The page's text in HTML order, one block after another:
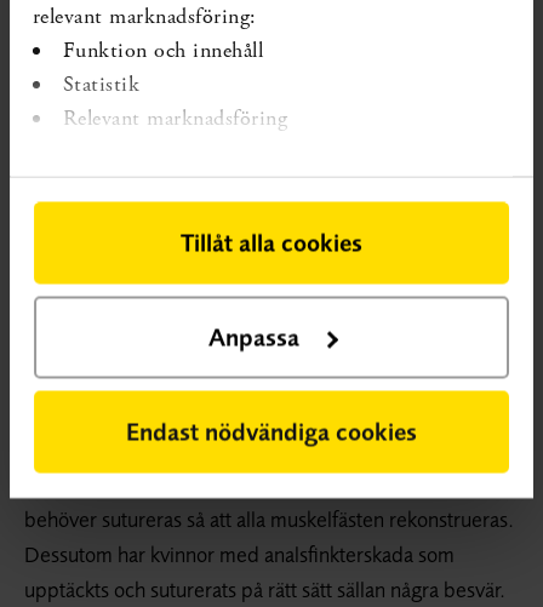
relevant marknadsföring:
Funktion och innehåll
Statistik
Relevant marknadsföring
Tillåt alla cookies
Anpassa
Endast nödvändiga cookies
Förebyggande åtgärder
Denna SBU-rapport visar att det finns vetenskapligt stöd
för att klipp vid sugklockeförlossning minskar risken för
analsfinkterskada hos förstföderskor med låg eller
är en särskild riskfaktor för analsfinkterskada och
skyddseffekten av klipp uteblir om det finns mer än tre
ytterligare riskfaktorer som till exempel stort barn, hög
ålder, tidigare analsfinkterskada och långt
utdrivningsskede. Effektstorleken är sådan att man skulle
behöva göra ett klipp på ungefär 12 kvinnor för att
kan ses som en av vården orsakad djupare bristning av
mellangård och slidvägg (grad 2-skada). En sådan skada
behöver sutureras så att alla muskelfästen rekonstrueras.
Dessutom har kvinnor med analsfinkterskada som
upptäckts och suturerats på rätt sätt sällan några besvär.